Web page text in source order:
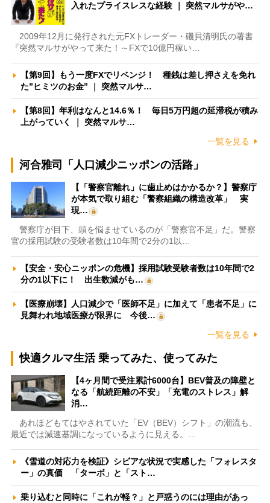
入れたプライスレスな経験 ｜ 突然マルサがや…
2009年12月に発行された元FXトレーダー・磯貝清明氏の著書
『突然マルサがやって来た！～FXで10億円稼い…
【第9回】もう一度FXでリベンジ！ 種銭は差し押さえを免れ
た”ヒミツのお金” ｜ 突然マルサ…
【第8回】年利はなんと14.6％！ 毎日5万円超の延滞税が積み
上がっていく ｜ 突然マルサ…
一覧を見る
河合雅司「人口減少ニッポンの活路」
【「警察官離れ」に歯止めはかかるか？】警察庁
が本気で取り組む「警察組織の構造改革」 実
現…
警察庁が目下、頭を悩ませているのが「警察官不足」だ。警察
官の採用試験の受験者数は10年間で2分の1以…
【安全・安心ニッポンの危機】採用試験受験者数は10年間で2
分の1以下に！ 出生数減がも…
【医療崩壊】人口減少で「医師不足」に加えて「患者不足」に
見舞われ地域医療が限界に 今後…
一覧を見る
快適クルマ生活 乗ってみた、使ってみた
【4ヶ月間で受注累計6000台】BEV普及の障壁と
なる「航続距離の不安」「充電のストレス」解
消…
あれほどもてはやされていた「EV（BEV）シフト」の潮流も、
最近では減速基調になっているように見える。…
《雪道の対応力を検証》シビアな状況で実感した「フォレスタ
ー」の真価 「ターボ」と「スト…
乗り込むと同時に「これが軽？」と戸惑うのには理由があっ